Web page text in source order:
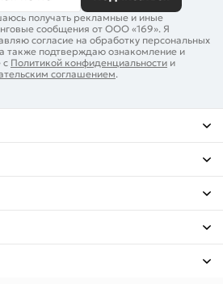
получать рекламные и иные
сообщения от ООО «169». Я
согласие на обработку персональных
также подтверждаю ознакомление и
с Политикой конфиденциальности и
соглашением.